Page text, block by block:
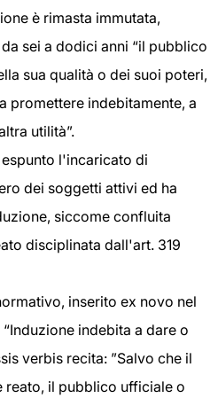
è rimasta immutata,
sei a dodici anni “il pubblico
sua qualità o dei suoi poteri,
promettere indebitamente, a
utilità”.
l'incaricato di
dei soggetti attivi ed ha
siccome confluita
disciplinata dall'art. 319
inserito ex novo nel
indebita a dare o
verbis recita: ”Salvo che il
il pubblico ufficiale o